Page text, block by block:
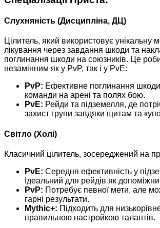
Слухняність (Дисципліна, ДЦ)
Цілитель, який використовує унікальну
лікування через завдання шкоди та
поглинання шкоди на союзників. Це
незамінним як у PvP, так і у PvE:
PvP: Ефективне поглинання шкоди
команди на арені та полях бою.
PvE: Рейди та підземелля, де
захист групи завдяки щитам та
Світло (Холі)
Класичний цілитель, зосереджений на
PvE: Середня ефективність у
Ідеальний для рейдів як
PvP: Потребує певної мети, але
гарні результати.
Mythic+: Підходить для
правильною настройкою талантів.